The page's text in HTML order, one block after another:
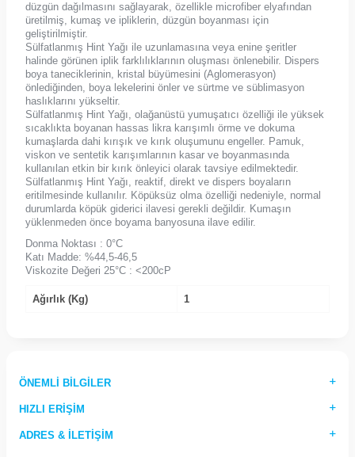
düzgün dağılmasını sağlayarak, özellikle microfiber elyafından
üretilmiş, kumaş ve ipliklerin, düzgün boyanması için
geliştirilmiştir.
Sülfatlanmış Hint Yağı ile uzunlamasına veya enine şeritler
halinde görünen iplik farklılıklarının oluşması önlenebilir. Dispers
boya taneciklerinin, kristal büyümesini (Aglomerasyon)
önlediğinden, boya lekelerini önler ve sürtme ve süblimasyon
haslıklarını yükseltir.
Sülfatlanmış Hint Yağı, olağanüstü yumuşatıcı özelliği ile yüksek
sıcaklıkta boyanan hassas likra karışımlı örme ve dokuma
kumaşlarda dahi kırışık ve kırık oluşumunu engeller. Pamuk,
viskon ve sentetik karışımlarının kasar ve boyanmasında
kullanılan etkin bir kırık önleyici olarak tavsiye edilmektedir.
Sülfatlanmış Hint Yağı, reaktif, direkt ve dispers boyaların
eritilmesinde kullanılır. Köpüksüz olma özelliği nedeniyle, normal
durumlarda köpük giderici ilavesi gerekli değildir. Kumaşın
yüklenmeden önce boyama banyosuna ilave edilir.
Donma Noktası : 0°C
Katı Madde: %44,5-46,5
Viskozite Değeri 25°C : <200cP
Ağırlık (Kg) 1
ÖNEMLI BILGILER
HIZLI ERIŞIM
ADRES & İLETIŞIM